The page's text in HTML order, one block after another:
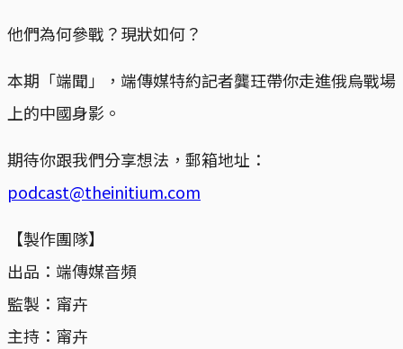
他們為何參戰？現狀如何？
本期「端聞」，端傳媒特約記者龔玨帶你走進俄烏戰場
上的中國身影。
期待你跟我們分享想法，郵箱地址：
podcast@theinitium.com
【製作團隊】
出品：端傳媒音頻
監製：甯卉
主持：甯卉